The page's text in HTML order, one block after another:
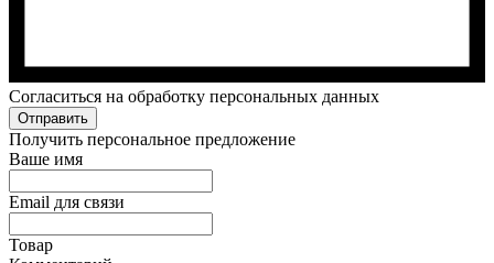
Cогласиться на обработку персональных данных
Отправить
Получить персональное предложение
Ваше имя
Email для связи
Товар